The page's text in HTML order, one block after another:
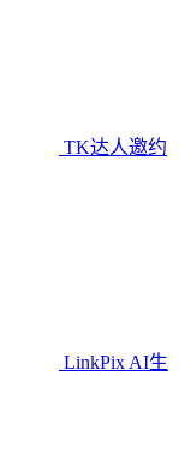
TK达人邀约
LinkPix AI生